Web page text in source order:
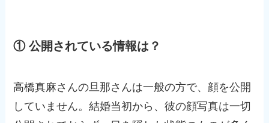
① 公開されている情報は？
高橋真麻さんの旦那さんは一般の方で、顔を公開
していません。結婚当初から、彼の顔写真は一切